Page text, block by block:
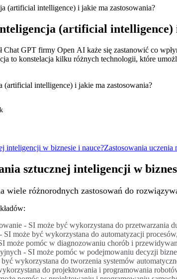
(artificial intelligence) i jakie ma zastosowania?
(artificial intelligence)
Chat GPT firmy Open AI każe się zastanowić co
to konstelacja kilku różnych technologii, które
inteligencji w biznesie i nauce?Zastosowania
sztucznej inteligencji w
wiele różnorodnych zastosowań do
- SI może być wykorzystana do
SI może być wykorzystana do automatyzacji
może pomóc w diagnozowaniu chorób i
- SI może pomóc w podejmowaniu decyzji
wykorzystana do tworzenia systemów
do projektowania i programowania